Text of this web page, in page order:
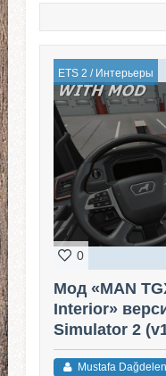
ETS 2 / Интерьеры
0
Мод «MAN
Interior»
Simulator 2
Mustafa Dağdelen